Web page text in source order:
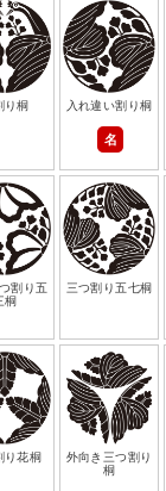
り桐 入れ違い割り桐
名
割り五
桐
三つ割り五七桐
り花桐
外向き三つ割り
桐